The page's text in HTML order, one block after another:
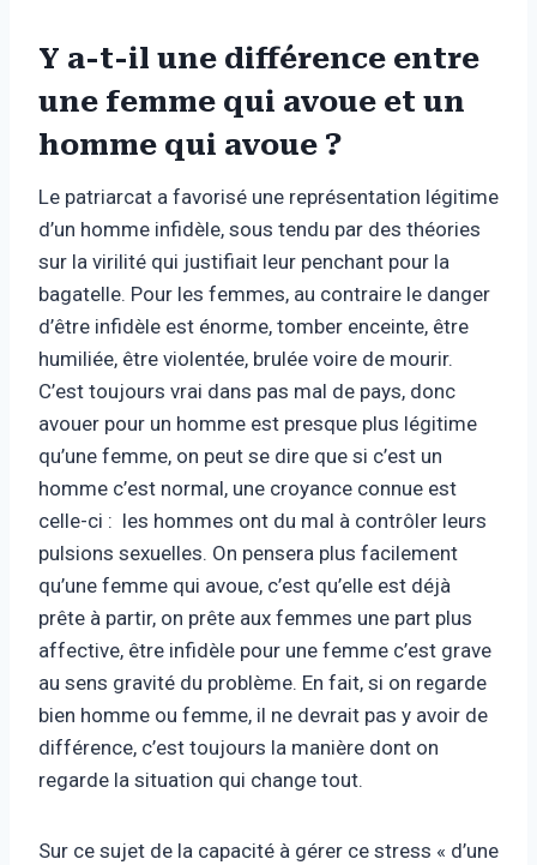
Y a-t-il une différence entre
une femme qui avoue et un
homme qui avoue ?
Le patriarcat a favorisé une représentation légitime
d’un homme infidèle, sous tendu par des théories
sur la virilité qui justifiait leur penchant pour la
bagatelle. Pour les femmes, au contraire le danger
d’être infidèle est énorme, tomber enceinte, être
humiliée, être violentée, brulée voire de mourir.
C’est toujours vrai dans pas mal de pays, donc
avouer pour un homme est presque plus légitime
qu’une femme, on peut se dire que si c’est un
homme c’est normal, une croyance connue est
celle-ci : les hommes ont du mal à contrôler leurs
pulsions sexuelles. On pensera plus facilement
qu’une femme qui avoue, c’est qu’elle est déjà
prête à partir, on prête aux femmes une part plus
affective, être infidèle pour une femme c’est grave
au sens gravité du problème. En fait, si on regarde
bien homme ou femme, il ne devrait pas y avoir de
différence, c’est toujours la manière dont on
regarde la situation qui change tout.
Sur ce sujet de la capacité à gérer ce stress « d’une